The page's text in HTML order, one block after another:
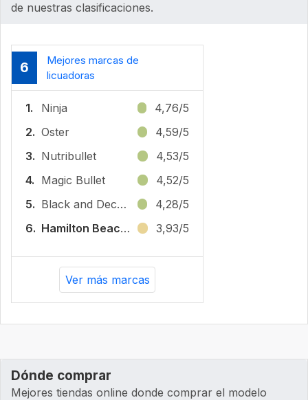
de nuestras clasificaciones.
6
Mejores marcas de
licuadoras
1. Ninja
4,76/5
2. Oster
4,59/5
3. Nutribullet
4,53/5
4. Magic Bullet
4,52/5
5.
Black and Decker
4,28/5
6.
Hamilton Beach 3,93/5
Ver más marcas
Dónde comprar
Mejores tiendas online donde comprar el modelo